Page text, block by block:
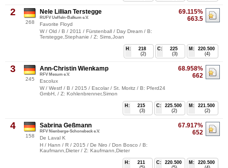
2
268
69.115%
663.5
Nele Lillian Terstegge
RUFV Ueffeln-Balkum e.V.
Favorite Floyd
W / Old / B / 2011 / Fürstenball / Day Dream / B:
Terstegge,Stephanie / Z: Sims,Joan
M:
220.500
(4)
C:
225
(3)
H:
218
(2)
3
245
68.958%
662
Ann-Christin Wienkamp
RFV Mesum e.V.
Escolux
W / Westf / B / 2015 / Escolar / St. Moritz / B: Pferd24
GmbH, / Z: Kohlenbrenner,Simon
M:
221.500
(2)
C:
225.500
(2)
H:
215
(3)
4
158
67.917%
652
Sabrina Geßmann
RFV Nienberge-Schonebeck e.V.
De Laval K
H / Hann / R / 2015 / De Niro / Don Bosco / B:
Kaufmann,Dieter / Z: Kaufmann,Dieter
M:
220.500
C:
220.500
H:
211